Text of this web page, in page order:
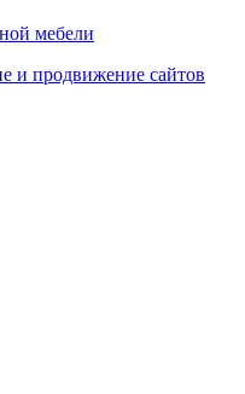
мебели
продвижение сайтов